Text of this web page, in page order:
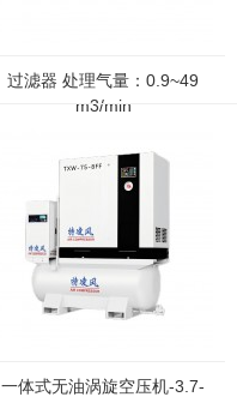
过滤器 处理气量：0.9~49
m3/min
一体式无油涡旋空压机-3.7-